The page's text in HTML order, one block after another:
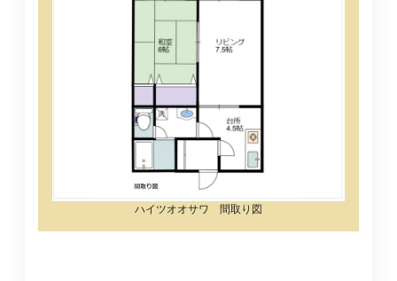
ハイツオオサワ 間取り図